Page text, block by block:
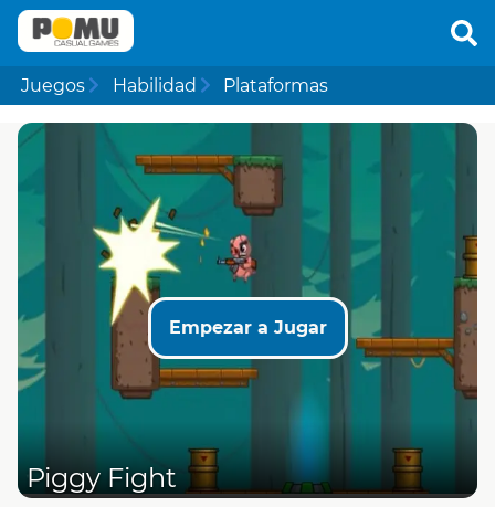
Juegos Habilidad Plataformas
Empezar a Jugar
Piggy Fight